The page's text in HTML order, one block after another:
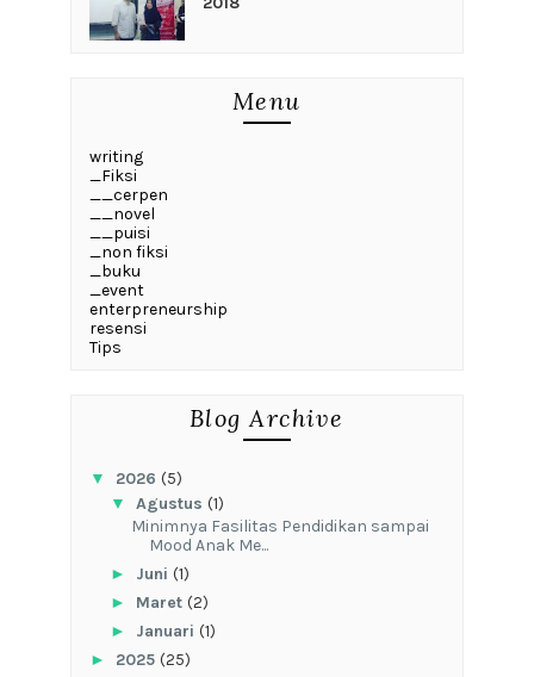
Menu
writing
_Fiksi
__cerpen
__novel
__puisi
_non fiksi
_buku
_event
enterpreneurship
resensi
Tips
Blog Archive
▼ 2026 (5)
▼ Agustus (1)
‎Minimnya Fasilitas Pendidikan sampai
Mood Anak Me...
► Juni (1)
► Maret (2)
► Januari (1)
► 2025 (25)